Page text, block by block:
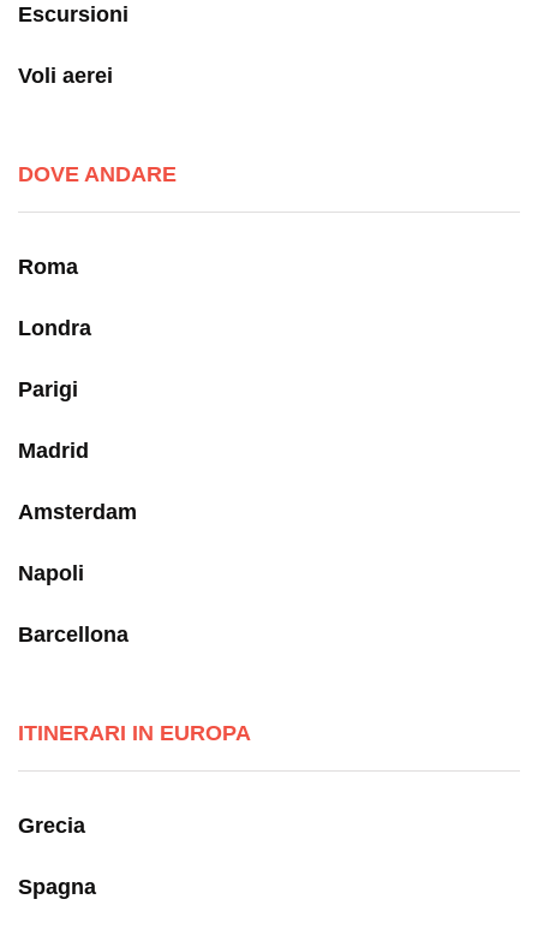
Escursioni
Voli aerei
DOVE ANDARE
Roma
Londra
Parigi
Madrid
Amsterdam
Napoli
Barcellona
ITINERARI IN EUROPA
Grecia
Spagna